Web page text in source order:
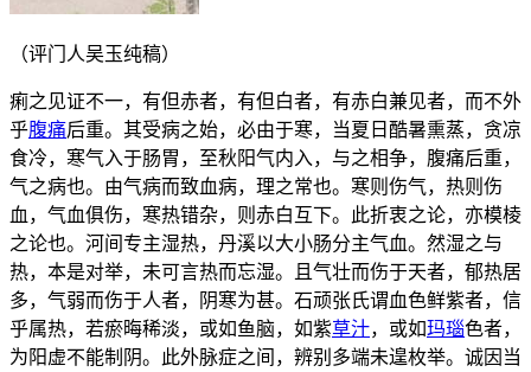
（评门人吴玉纯稿）
痢之见证不一，有但赤者，有但白者，有赤白兼见者，而不外
乎腹痛后重。其受病之始，必由于寒，当夏日酷暑熏蒸，贪凉
食冷，寒气入于肠胃，至秋阳气内入，与之相争，腹痛后重，
气之病也。由气病而致血病，理之常也。寒则伤气，热则伤
血，气血俱伤，寒热错杂，则赤白互下。此折衷之论，亦模棱
之论也。河间专主湿热，丹溪以大小肠分主气血。然湿之与
热，本是对举，未可言热而忘湿。且气壮而伤于天者，郁热居
多，气弱而伤于人者，阴寒为甚。石顽张氏谓血色鲜紫者，信
乎属热，若瘀晦稀淡，或如鱼脑，如紫草汁，或如玛瑙色者，
为阳虚不能制阴。此外脉症之间，辨别多端未遑枚举。诚因当